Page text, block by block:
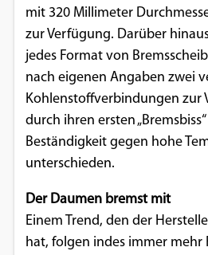
mit 320 Millimeter
zur Verfügung. Darüber
jedes Format von
nach eigenen Angaben zwei
Kohlenstoffverbindungen zur
durch ihren ersten
Beständigkeit gegen hohe
unterschieden.
Der Daumen bremst mit
Einem Trend, den der
hat, folgen indes immer mehr
YouTube
Vimeo
Google Maps
Anbieter: